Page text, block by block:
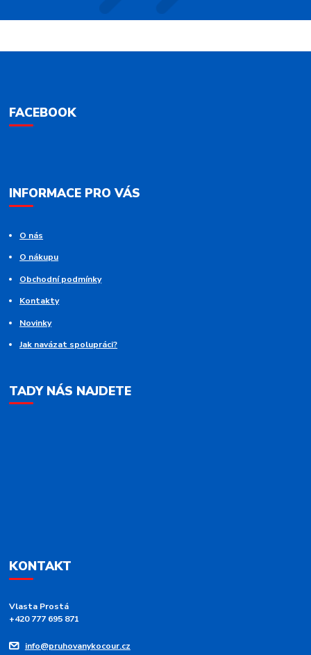
FACEBOOK
INFORMACE PRO VÁS
O nás
O nákupu
Obchodní podmínky
Kontakty
Novinky
Jak navázat spolupráci?
TADY NÁS NAJDETE
KONTAKT
Vlasta Prostá
+420 777 695 871
info@pruhovanykocour.cz